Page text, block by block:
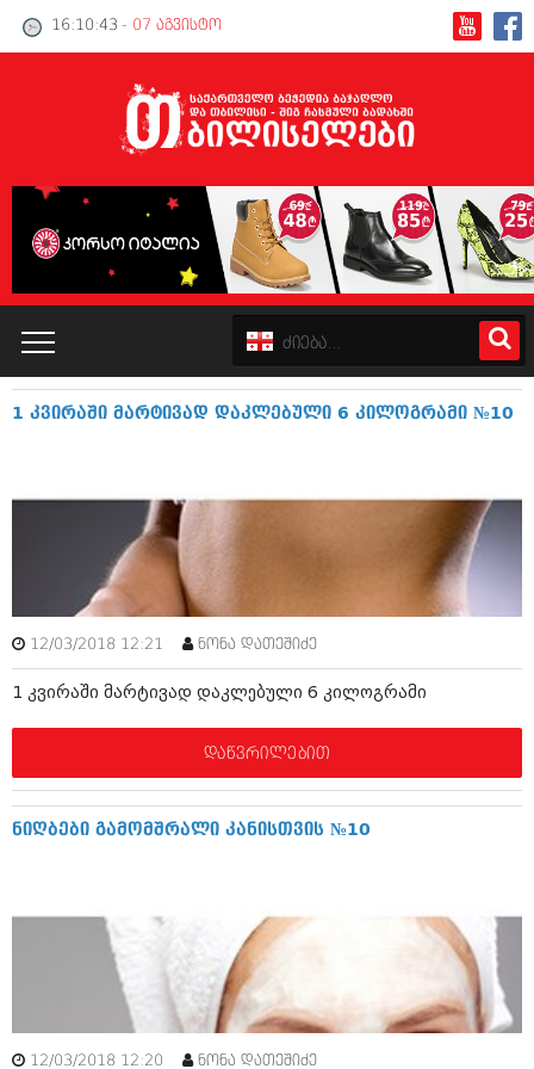
16:10:43 - 07 აგვისტო
პოლიტიკა
ინტერვიუები
საზოგადოება
მოდი, ვილაპარაკოთ
რელიგია
მედიცინა
კატალოგი
ინტერვიუები
ამბები
საზოგადოება
მოდი, ვილაპარაკოთ
მედიცინა
კულინარია
ავტორჩევები
ბელადები
1 კვირაში მარტივად დაკლებული 6 კილოგრამი №10
12/03/2018 12:21 ნონა დათეშიძე
1 კვირაში მარტივად დაკლებული 6 კილოგრამი
დაწვრილებით
ნიღბები გამომშრალი კანისთვის №10
12/03/2018 12:20 ნონა დათეშიძე